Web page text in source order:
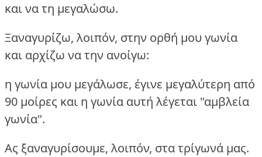
και να τη μεγαλώσω.
Ξαναγυρίζω, λοιπόν, στην ορθή μου γωνία
και αρχίζω να την ανοίγω:
η γωνία μου μεγάλωσε, έγινε μεγαλύτερη από
90 μοίρες και η γωνία αυτή λέγεται "αμβλεία
γωνία".
Ας ξαναγυρίσουμε, λοιπόν, στα τρίγωνά μας.